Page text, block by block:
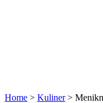
Home > Kuliner >